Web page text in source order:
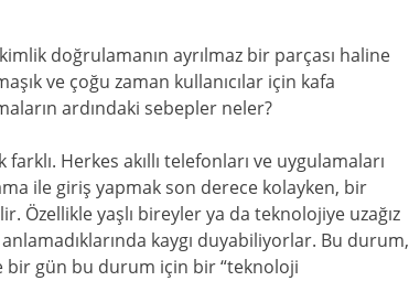
doğrulamanın ayrılmaz bir parçası haline
ve çoğu zaman kullanıcılar için kafa
ardındaki sebepler neler?
Herkes akıllı telefonları ve uygulamaları
ile giriş yapmak son derece kolayken, bir
Özellikle yaşlı bireyler ya da teknolojiye uzağız
kaygı duyabiliyorlar. Bu durum,
bir gün bu durum için bir “teknoloji